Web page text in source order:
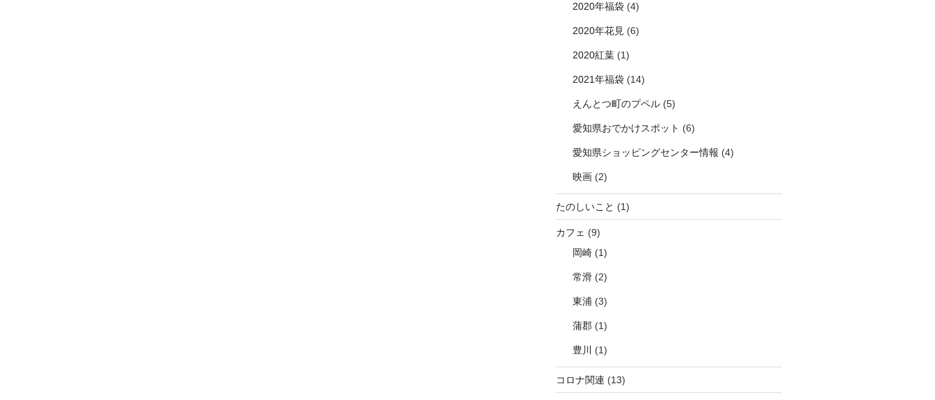
2020年福袋(4)
2020年花見(6)
2020紅葉(1)
2021年福袋(14)
えんとつ町のプペル(5)
愛知県おでかけスポット (6)
愛知県ショッピングセンター情報 (4)
映画(2)
たのしいこと (1)
カフェ (9)
岡崎(1)
常滑(2)
東浦 (3)
蒲郡(1)
豊川 (1)
コロナ関連 (13)